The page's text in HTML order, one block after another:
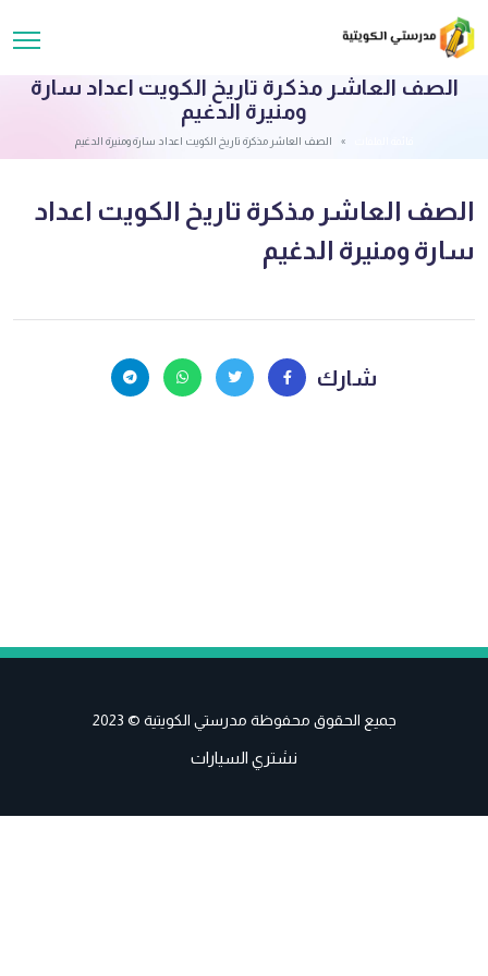
الصف العاشر مذكرة تاريخ الكويت اعداد سارة
ومنيرة الدغيم
الصف العاشر مذكرة تاريخ الكويت اعداد سارة ومنيرة الدغيم
الصف العاشر مذكرة تاريخ الكويت اعداد
سارة ومنيرة الدغيم
شارك
جميع الحقوق محفوظة مدرستي الكويتية © 2023
نشتري السيارات